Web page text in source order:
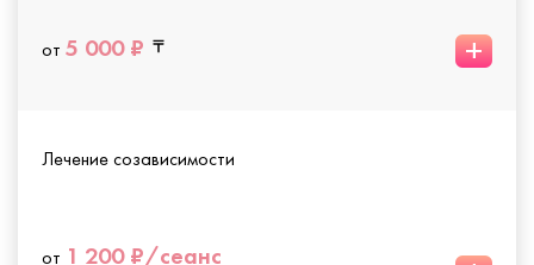
от 5 000 ₽ +
Лечение созависимости
от 1 200 ₽/сеанс